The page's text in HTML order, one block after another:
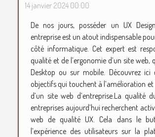
14 janvier 2024 00:00
De nos jours, posséder un UX
entreprise est un atout indispensable
côté informatique. Cet expert est
qualité et de l’ergonomie d’un site web,
Desktop ou sur mobile. Découvrez ici
objectifs qui touchent à l’amélioration et
d’un site web d’entreprise.La qualité
entreprises aujourd’hui recherchent
web de qualité UX. Cela dans le
l’expérience des utilisateurs sur la